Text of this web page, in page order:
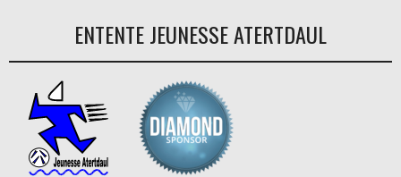
ENTENTE JEUNESSE ATERTDAUL